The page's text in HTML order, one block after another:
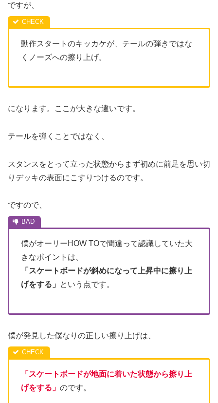
ですが、
動作スタートのキッカケが、テールの弾きではな
くノーズへの擦り上げ。
になります。ここが大きな違いです。
テールを弾くことではなく、
スタンスをとって立った状態からまず初めに前足を思い切
りデッキの表面にこすりつけるのです。
ですので、
僕がオーリーHOW TOで間違って認識していた大
きなポイントは、
「スケートボードが斜めになって上昇中に擦り上
げをする」
という点です。
僕が発見した僕なりの正しい擦り上げは、
「スケートボードが地面に着いた状態から擦り上
げをする」 のです。